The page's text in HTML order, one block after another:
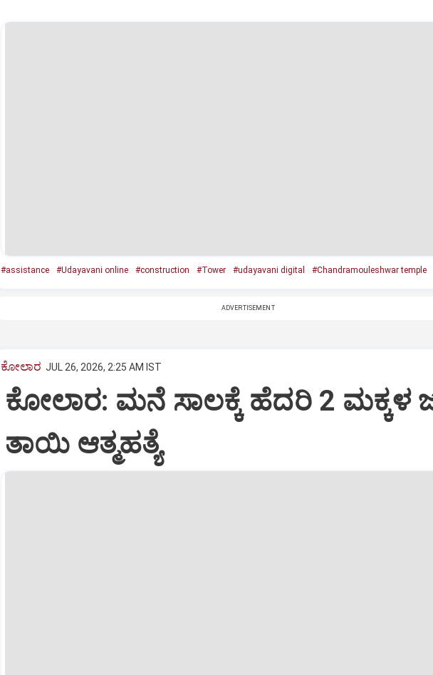
#assistance #Udayavani online #construction #Tower #udayavani digital #Chandramouleshwar temple
ADVERTISEMENT
ಕೋಲಾರ JUL 26, 2026, 2:25 AM IST
ಕೋಲಾರ: ಮನೆ ಸಾಲಕ್ಕೆ ಹೆದರಿ 2 ಮಕ್ಕಳ
ತಾಯಿ ಆತ್ಮಹತ್ಯೆ